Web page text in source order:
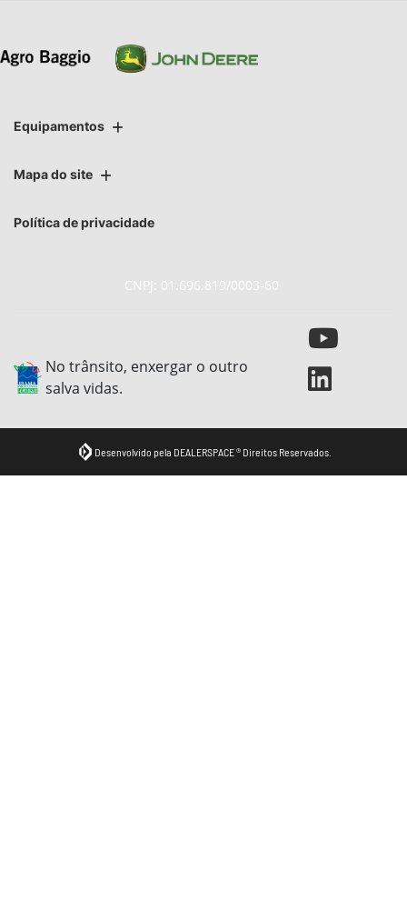
Equipamentos
Mapa do site
Política de privacidade
CNPJ: 01.696.819/0003-60
No trânsito, enxergar o outro
salva vidas.
Desenvolvido pela DEALERSPACE ® Direitos Reservados.